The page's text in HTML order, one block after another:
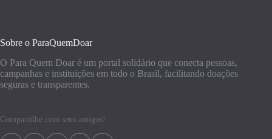
Sobre o ParaQuemDoar
O Para Quem Doar é um portal solidário que conecta pessoas,
campanhas e instituições em todo o Brasil, facilitando doações
seguras e transparentes.
Compartilhe com seus amigos!